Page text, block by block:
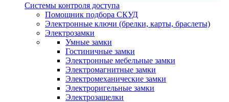
Системы контроля доступа
Помощник подбора СКУД
Электронные ключи (брелки, карты, браслеты)
Электрозамки
Умные замки
Гостиничные замки
Электронные мебельные замки
Электромагнитные замки
Электромеханические замки
Электроригельные замки
Электрозащелки